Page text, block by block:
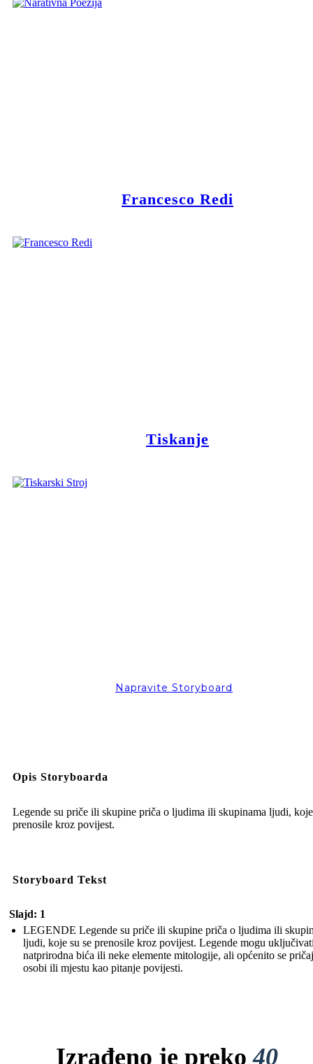
Francesco Redi
Tiskanje
Napravite Storyboard
Opis Storyboarda
Legende su priče ili skupine priča o ljudima ili skupinama ljudi, koje
prenosile kroz povijest.
Storyboard Tekst
Slajd: 1
LEGENDE Legende su priče ili skupine priča o ljudima ili
ljudi, koje su se prenosile kroz povijest. Legende mogu
natprirodna bića ili neke elemente mitologije, ali općenito se
osobi ili mjestu kao pitanje povijesti.
Izrađeno je preko40